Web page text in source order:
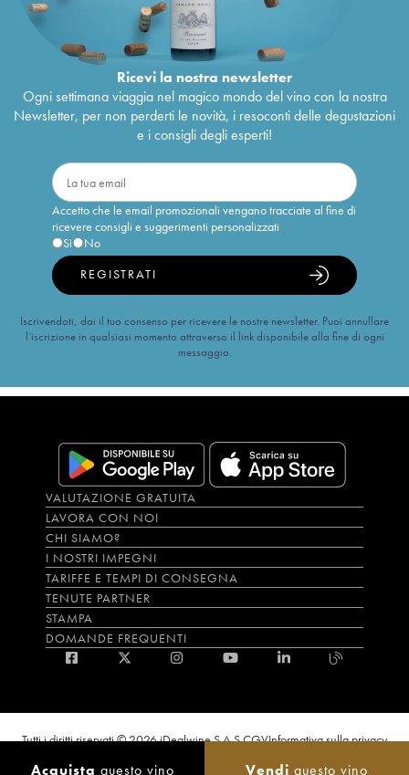
Acquista questo vino Vendi questo vino
Ricevi la nostra newsletter
Ogni settimana viaggia nel magico mondo del vino con la nostra
Newsletter, per non perderti le novità, i resoconti delle degustazioni
e i consigli degli esperti!
Accetto che le email promozionali vengano tracciate al fine di
ricevere consigli e suggerimenti personalizzati
Sì
No
REGISTRATI
Iscrivendoti, dai il tuo consenso per ricevere le nostre newsletter. Puoi annullare
l’iscrizione in qualsiasi momento attraverso il link disponibile alla fine di ogni
messaggio.
VALUTAZIONE GRATUITA
LAVORA CON NOI
CHI SIAMO?
I NOSTRI IMPEGNI
TARIFFE E TEMPI DI CONSEGNA
TENUTE PARTNER
STAMPA
DOMANDE FREQUENTI
Tutti i diritti riservati © 2026 iDealwine S.A.S.CGVInformativa sulla privacy